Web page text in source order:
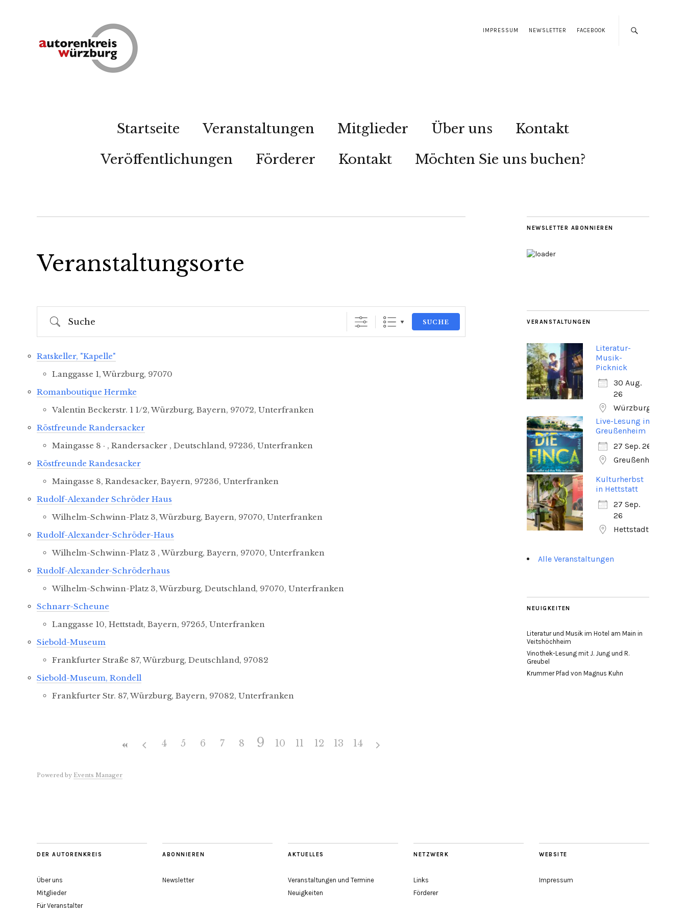
IMPRESSUM NEWSLETTER FACEBOOK
Startseite Veranstaltungen Mitglieder Über uns
Kontakt
Veröffentlichungen
Förderer Kontakt Möchten Sie uns buchen?
Veranstaltungsorte
Suche
SUCHE
Land
Orte mit vielen Veranstaltungen?
Ratskeller, "Kapelle"
Langgasse 1, Würzburg, 97070
Romanboutique Hermke
Valentin Beckerstr. 1 1/2, Würzburg, Bayern, 97072, Unterfranken
Röstfreunde Randersacker
Maingasse 8 · , Randersacker , Deutschland, 97236, Unterfranken
Röstfreunde Randesacker
Maingasse 8, Randesacker, Bayern, 97236, Unterfranken
Rudolf-Alexander Schröder Haus
Wilhelm-Schwinn-Platz 3, Würzburg, Bayern, 97070, Unterfranken
Rudolf-Alexander-Schröder-Haus
Wilhelm-Schwinn-Platz 3 , Würzburg, Bayern, 97070, Unterfranken
Rudolf-Alexander-Schröderhaus
Wilhelm-Schwinn-Platz 3, Würzburg, Deutschland, 97070, Unterfranken
Schnarr-Scheune
Langgasse 10, Hettstadt, Bayern, 97265, Unterfranken
Siebold-Museum
Frankfurter Straße 87, Würzburg, Deutschland, 97082
Siebold-Museum, Rondell
Frankfurter Str. 87, Würzburg, Bayern, 97082, Unterfranken
4 5 6 7 8 9 10 11 12 13 14
Powered by Events Manager
NEWSLETTER ABONNIEREN
VERANSTALTUNGEN
Literatur-
Musik-
Picknick
30 Aug.
26
Würzburg
Live-Lesung in
Greußenheim
27 Sep. 26
Greußenheim
Kulturherbst
in Hettstatt
27 Sep.
26
Hettstadt
Alle Veranstaltungen
NEUIGKEITEN
Literatur und Musik im Hotel am Main in
Veitshöchheim
Vinothek-Lesung mit J. Jung und R.
Greubel
Krummer Pfad von Magnus Kuhn
DER AUTORENKREIS
Über uns
Mitglieder
Für Veranstalter
ABONNIEREN
Newsletter
AKTUELLES
Veranstaltungen und Termine
Neuigkeiten
NETZWERK
Links
Förderer
WEBSITE
Impressum